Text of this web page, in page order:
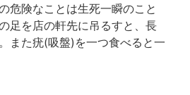
危険なことは生死一瞬のこと
足を店の軒先に吊るすと、長
また疣(吸盤)を一つ食べると一